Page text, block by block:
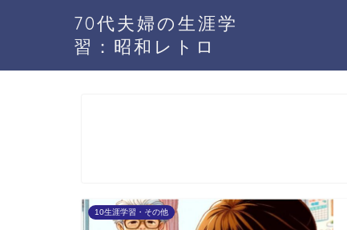
70代夫婦の生涯学
習：昭和レトロ
10生涯学習・その他